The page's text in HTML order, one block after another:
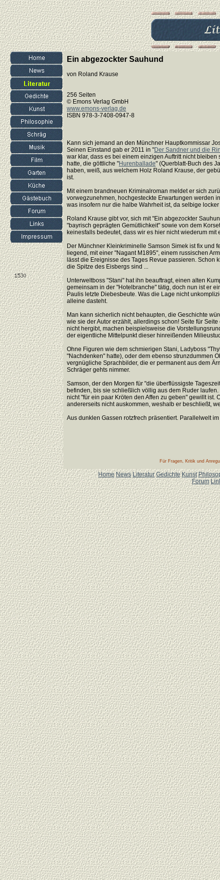
Ein abgezockter Sauhund
von Roland Krause
256 Seiten
© Emons Verlag GmbH
www.emons-verlag.de
ISBN 978-3-7408-0947-8
Kann sich jemand an den Münchner Hauptkommissar
Seinen Einstand gab er 2011 in "Der Sandner und die
war klar, dass es bei einem einzigen Auftritt nicht bleiben
hatte, die göttliche "Hurenballade" (Querblatt-Buch des
haben, weiß, aus welchem Holz Roland Krause, der
ist.
Mit einem brandneuen Kriminalroman meldet er sich
vorwegzunehmen, hochgesteckte Erwartungen werden
was insofern nur die halbe Wahrheit ist, da selbige
Roland Krause gibt vor, sich mit "Ein abgezockter
"bayrisch geprägten Gemütlichkeit" sowie von dem
keinesfalls bedeutet, dass wir es hier nicht wiederum
Der Münchner Kleinkriminelle Samson Simek ist fix und
liegend, mit einer "Nagant M1895", einem russischen
lässt die Ereignisse des Tages Revue passieren.
die Spitze des Eisbergs sind ...
Unterweltboss "Stani" hat ihn beauftragt, einen alten
gemeinsam in der "Hotelbranche" tätig, doch nun ist er
Paulis letzte Diebesbeute. Was die Lage nicht
alleine dasteht.
Man kann sicherlich nicht behaupten, die Geschichte
wie sie der Autor erzählt, allerdings schon! Seite für
nicht hergibt, machen beispielsweise die
der eigentliche Mittelpunkt dieser hinreißenden
Ohne Figuren wie dem schmierigen Stani, Ladyboss
"Nachdenken" hatte), oder dem ebenso strunzdummen
vergnügliche Sprachbilder, die er permanent aus dem
Schräger gehts nimmer.
Samson, der den Morgen für "die überflüssigste
befinden, bis sie schließlich völlig aus dem Ruder
nicht "für ein paar Kröten den Affen zu geben" gewillt
andererseits nicht auskommen, weshalb er beschließt,
Aus dunklen Gassen rotzfrech präsentiert. Parallelwelt
Für Fragen, Kritik und
Home News Literatur Gedichte Kunst
Forum